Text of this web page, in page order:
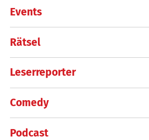
Events
Rätsel
Leserreporter
Comedy
Podcast